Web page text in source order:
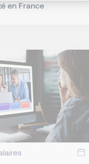
en France